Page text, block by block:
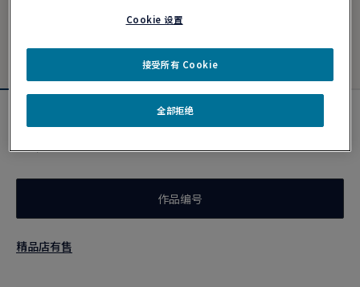
霓虹黄色链绳
作品编号
精品店有售
Cookie 设置
全部拒绝
接受所有 Cookie